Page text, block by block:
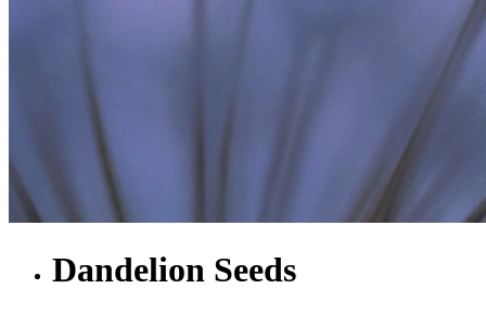
Dandelion Seeds